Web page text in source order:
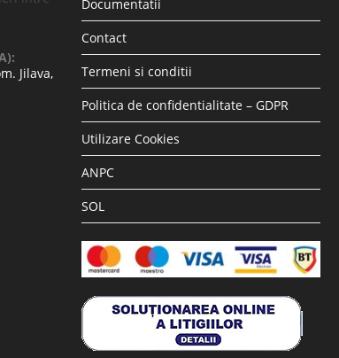
Jilava,
Documentatii
Contact
Termeni si conditii
Politica de confidentialitate – GDPR
Utilizare Cookies
ANPC
SOL